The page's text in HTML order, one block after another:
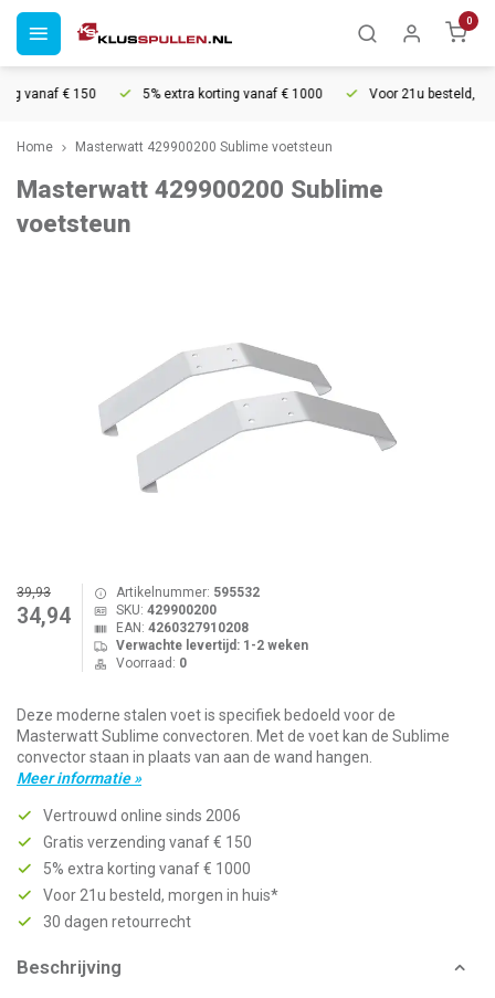
0
vanaf € 150 5% extra korting vanaf € 1000 Voor 21u besteld,
Home Masterwatt 429900200 Sublime voetsteun
Masterwatt 429900200 Sublime
voetsteun
39,93
34,94
Artikelnummer: 595532
SKU: 429900200
EAN: 4260327910208
Verwachte levertijd: 1-2 weken
Voorraad: 0
Deze moderne stalen voet is specifiek bedoeld voor de
Masterwatt Sublime convectoren. Met de voet kan de Sublime
convector staan in plaats van aan de wand hangen.
Meer informatie »
Vertrouwd online sinds 2006
Gratis verzending vanaf € 150
5% extra korting vanaf € 1000
Voor 21u besteld, morgen in huis*
30 dagen retourrecht
Beschrijving